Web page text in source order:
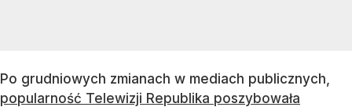
Po grudniowych zmianach w mediach publicznych,
popularność Telewizji Republika poszybowała